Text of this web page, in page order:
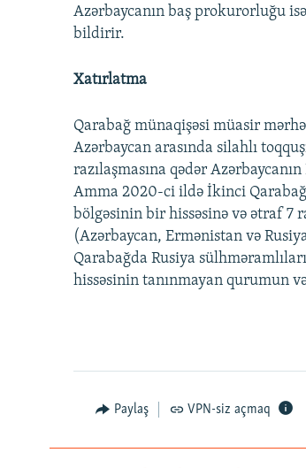
Azərbaycanın baş prokurorluğu
bildirir.
Xatırlatma
Qarabağ münaqişəsi müasir
Azərbaycan arasında silahlı
razılaşmasına qədər
Amma 2020-ci ildə İkinci
bölgəsinin bir hissəsinə və ətraf 7
(Azərbaycan, Ermənistan və
Qarabağda Rusiya
hissəsinin tanınmayan qurumun
Paylaş VPN-siz açmaq